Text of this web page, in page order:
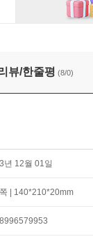
뷰/한줄평 (8/0)
년 12월 01일
| 140*210*20mm